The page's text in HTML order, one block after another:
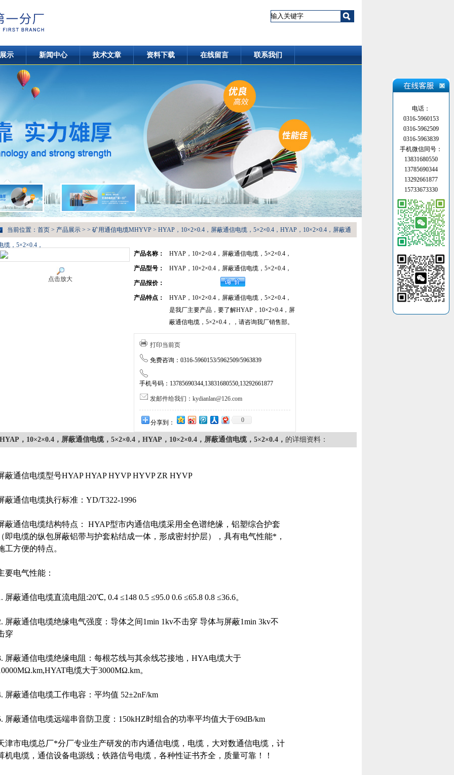
示 新闻中心 技术文章 资料下载 在线留言 联系我们
当前位置： 首页 > 产品展示 > > 矿用通信电缆MHYVP > HYAP，10×2×0.4，屏蔽通信电缆，5×2×0.4，HYAP，10×2×0.4，屏蔽通
缆，5×2×0.4，
点击放大
产品名称： HYAP，10×2×0.4，屏蔽通信电缆，5×2×0.4，
产品型号： HYAP，10×2×0.4，屏蔽通信电缆，5×2×0.4，
产品报价：
产品特点：
HYAP，10×2×0.4，屏蔽通信电缆，5×2×0.4，
是我厂主要产品，要了解HYAP，10×2×0.4，屏
蔽通信电缆，5×2×0.4，，请咨询我厂销售部。
打印当前页
免费咨询：0316-5960153/5962509/5963839
手机号码：13785690344,13831680550,13292661877
发邮件给我们：kydianlan@126.com
分享到： 0
HYAP，10×2×0.4，屏蔽通信电缆，5×2×0.4，HYAP，10×2×0.4，屏蔽通信电缆，5×2×0.4， 的详细资料：
蔽通信电缆型号HYAP HYAP HYVP HYVP ZR HYVP
蔽通信电缆执行标准：YD/T322-1996
蔽通信电缆结构特点： HYAP型市内通信电缆采用全色谱绝缘，铝塑综合护套
即电缆的纵包屏蔽铝带与护套粘结成一体，形成密封护层），具有电气性能*，
工方便的特点。
要电气性能：
屏蔽通信电缆直流电阻:20℃, 0.4 ≤148 0.5 ≤95.0 0.6 ≤65.8 0.8 ≤36.6。
屏蔽通信电缆绝缘电气强度：导体之间1min 1kv不击穿 导体与屏蔽1min 3kv不
穿
屏蔽通信电缆绝缘电阻：每根芯线与其余线芯接地，HYA电缆大于
电缆大于3000MΩ.km。
屏蔽通信电缆工作电容：平均值 52±2nF/km
屏蔽通信电缆远端串音防卫度：150kHZ时组合的功率平均值大于69dB/km
津市电缆总厂*分厂专业生产研发的市内通信电缆，电缆，大对数通信电缆，计
机电缆，通信设备电源线；铁路信号电缆，各种性证书齐全，质量可靠！！
电话：
0316-5960153
0316-5962509
0316-5963839
手机微信同号：
13831680550
13785690344
13292661877
15733673330